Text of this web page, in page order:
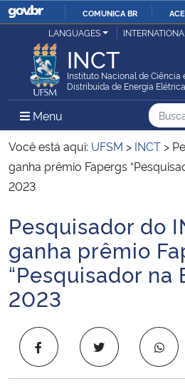
IR
O
COMUNICA BR
Ministério da Justiça e Segurança Pública
Ministério da Defesa
Ministério das Relações Exteriores
Ministério da Economia
Ministério da Infraestrutura
Ministério da Agricultura, Pecuária e
Ministério da Educação
Ministério da Cidadania
Ministério da Saúde
LANGUAGES INTERNATIONAL
INCT
Instituto Nacional de Ciência
Distribuída de Energia Elétrica
Menu Menu Principal doBusca:
Você está aqui: UFSM > INCT >
ganha prêmio Fapergs
2023
Início do conteúdo
Pesquisador do
ganha prêmio
“Pesquisador na
2023